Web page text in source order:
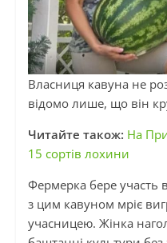
Власниця кавуна не
відомо лише, що він
Читайте також: На
15 сортів лохини
Фермерка бере участь
з цим кавуном мріє
учасницею. Жінка